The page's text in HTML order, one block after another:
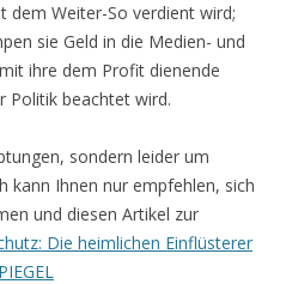
dem Weiter-So verdient wird;
sie Geld in die Medien- und
ihre dem Profit dienende
Politik beachtet wird.
sondern leider um
kann Ihnen nur empfehlen, sich
und diesen Artikel zur
Die heimlichen Einflüsterer